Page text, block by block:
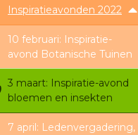
Inspiratieavonden 2022
10 februari: Inspiratie-
avond Botanische Tuinen
3 maart: Inspiratie-avond
bloemen en insekten
7 april: Ledenvergadering,